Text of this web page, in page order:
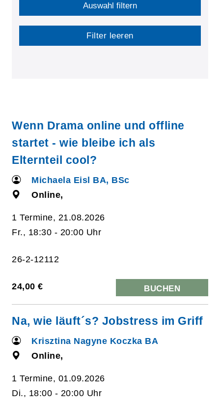
Auswahl filtern
Filter leeren
Wenn Drama online und offline
startet - wie bleibe ich als
Elternteil cool?
Michaela Eisl BA, BSc
Online,
1 Termine, 21.08.2026
Fr., 18:30 - 20:00 Uhr
26-2-12112
24,00 € BUCHEN
Na, wie läuft´s? Jobstress im Griff
Krisztina Nagyne Koczka BA
Online,
1 Termine, 01.09.2026
Di., 18:00 - 20:00 Uhr